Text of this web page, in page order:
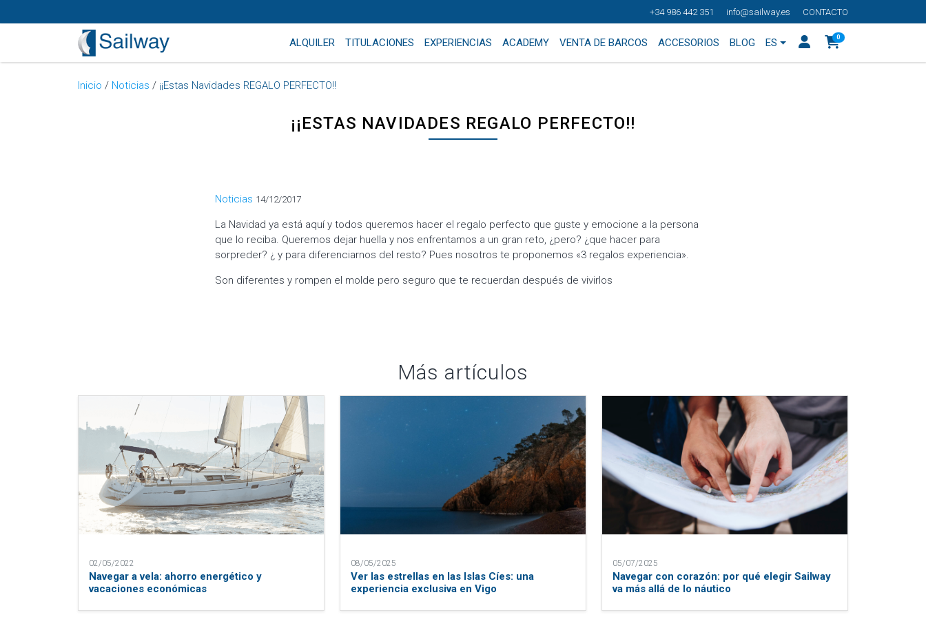
+34 986 442 351 info@sailway.es CONTACTO
ALQUILER TITULACIONES EXPERIENCIAS ACADEMY VENTA DE BARCOS ACCESORIOS BLOG ES 0
Inicio / Noticias / ¡¡Estas Navidades REGALO PERFECTO!!
¡¡ESTAS NAVIDADES REGALO PERFECTO!!
Categorías
Noticias 14/12/2017
La Navidad ya está aquí y todos queremos hacer el regalo perfecto que guste y emocione a la persona
que lo reciba. Queremos dejar huella y nos enfrentamos a un gran reto, ¿pero? ¿que hacer para
sorpreder? ¿ y para diferenciarnos del resto? Pues nosotros te proponemos «3 regalos experiencia».
Son diferentes y rompen el molde pero seguro que te recuerdan después de vivirlos
Más artículos
02/05/2022
Navegar a vela: ahorro energético y
vacaciones económicas
08/05/2025
Ver las estrellas en las Islas Cíes: una
experiencia exclusiva en Vigo
05/07/2025
Navegar con corazón: por qué elegir Sailway
va más allá de lo náutico